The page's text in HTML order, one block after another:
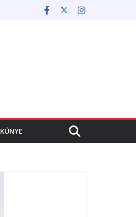
KÜNYE